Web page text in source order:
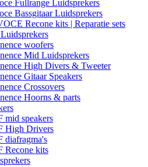
Fullrange Luidsprekers
Bassgitaar Luidsprekers
Recone kits | Reparatie sets
woofers
Mid Luidsprekers
High Divers & Tweeter
Gitaar Speakers
Crossovers
Hoorns & parts
mid speakers
High Drivers
diafragma's
Recone kits